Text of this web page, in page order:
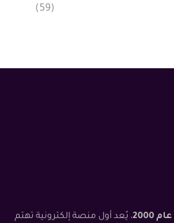
(59)
عام 2000
، يُعد أول منصة إلكترونية تهتم